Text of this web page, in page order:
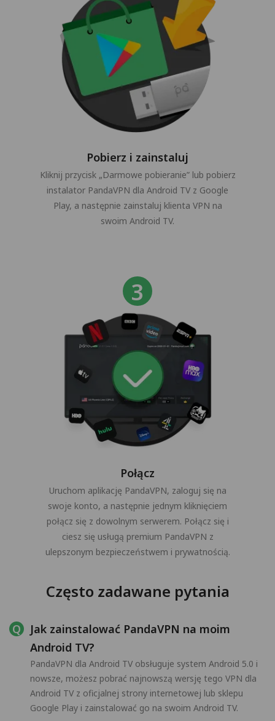
Pobierz i zainstaluj
Kliknij przycisk „Darmowe pobieranie” lub pobierz
instalator PandaVPN dla Android TV z Google
Play, a następnie zainstaluj klienta VPN na
swoim Android TV.
Połącz
Uruchom aplikację PandaVPN, zaloguj się na
swoje konto, a następnie jednym kliknięciem
połącz się z dowolnym serwerem. Połącz się i
ciesz się usługą premium PandaVPN z
ulepszonym bezpieczeństwem i prywatnością.
Często zadawane pytania
Jak zainstalować PandaVPN na moim
Android TV?
PandaVPN dla Android TV obsługuje system Android 5.0 i
nowsze, możesz pobrać najnowszą wersję tego VPN dla
Android TV z oficjalnej strony internetowej lub sklepu
Google Play i zainstalować go na swoim Android TV.